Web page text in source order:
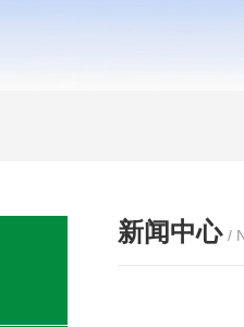
新闻中心 /